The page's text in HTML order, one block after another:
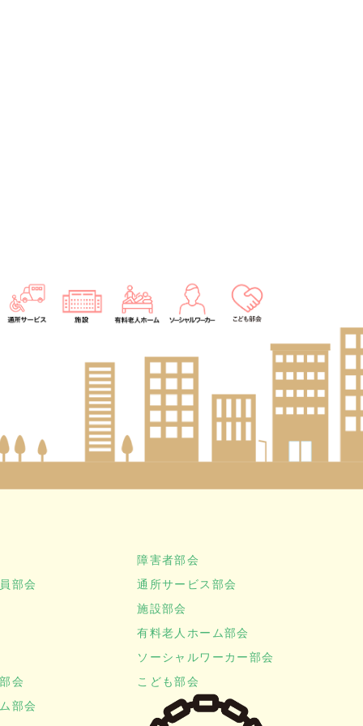
部会
会
部会
障害者部会
通所サービス部会
施設部会
有料老人ホーム部会
ソーシャルワーカー部会
こども部会